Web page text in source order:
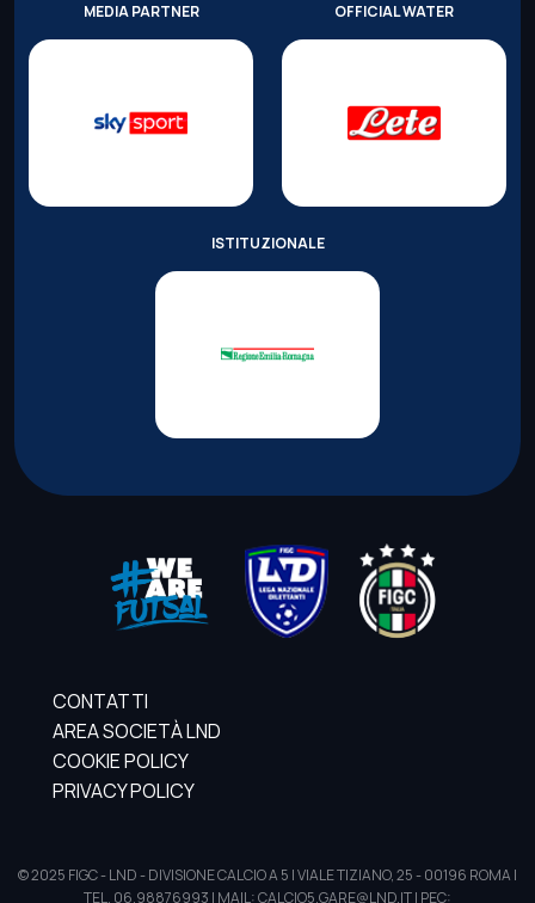
MEDIA PARTNER OFFICIAL WATER
ISTITUZIONALE
CONTATTI
AREA SOCIETÀ LND
COOKIE POLICY
PRIVACY POLICY
© 2025 FIGC - LND - DIVISIONE CALCIO A 5 | VIALE TIZIANO, 25 - 00196 ROMA |
TEL. 06.98876993 | MAIL: CALCIO5.GARE@LND.IT | PEC: